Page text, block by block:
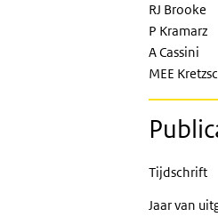
RJ Brooke
P Kramarz
A Cassini
MEE
Tijdschrift
Jaar van